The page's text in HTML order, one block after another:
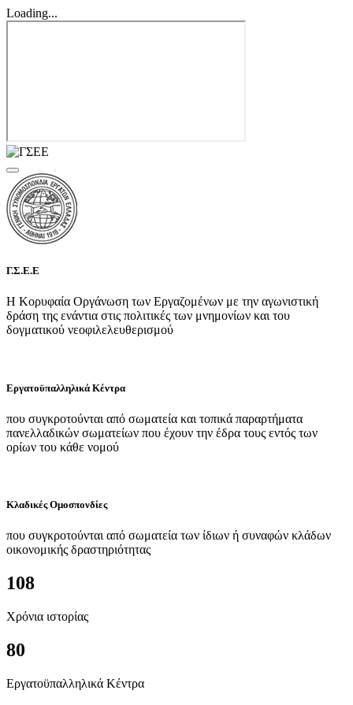
Loading...
Γ.Σ.Ε.Ε
Η Κορυφαία Οργάνωση των Εργαζομένων με την αγωνιστική
δράση της ενάντια στις πολιτικές των μνημονίων και του
δογματικού νεοφιλελευθερισμού
Εργατοϋπαλληλικά Κέντρα
που συγκροτούνται από σωματεία και τοπικά παραρτήματα
πανελλαδικών σωματείων που έχουν την έδρα τους εντός των
ορίων του κάθε νομού
Κλαδικές Ομοσπονδίες
που συγκροτούνται από σωματεία των ίδιων ή συναφών κλάδων
οικονομικής δραστηριότητας
108
Χρόνια ιστορίας
80
Εργατοϋπαλληλικά Κέντρα